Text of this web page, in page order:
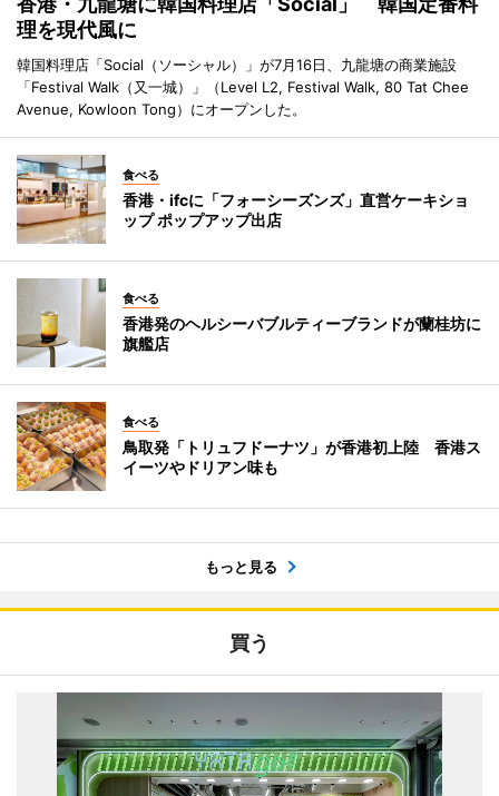
理を現代風に
韓国料理店「Social（ソーシャル）」が7月16日、九龍塘の商業施設
「Festival Walk（又一城）」（Level L2, Festival Walk, 80 Tat Chee
Avenue, Kowloon Tong）にオープンした。
食べる
香港・ifcに「フォーシーズンズ」直営ケーキショ
ップ ポップアップ出店
食べる
香港発のヘルシーバブルティーブランドが蘭桂坊に
旗艦店
食べる
鳥取発「トリュフドーナツ」が香港初上陸 香港ス
イーツやドリアン味も
もっと見る
買う